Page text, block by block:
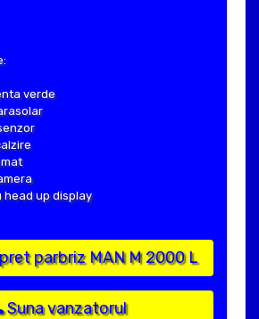
verde
head up display
parbriz MAN M 2000 L
Suna vanzatorul